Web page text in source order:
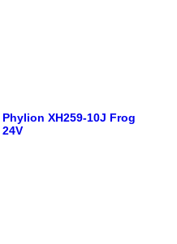
Phylion XH259-10J Frog
24V